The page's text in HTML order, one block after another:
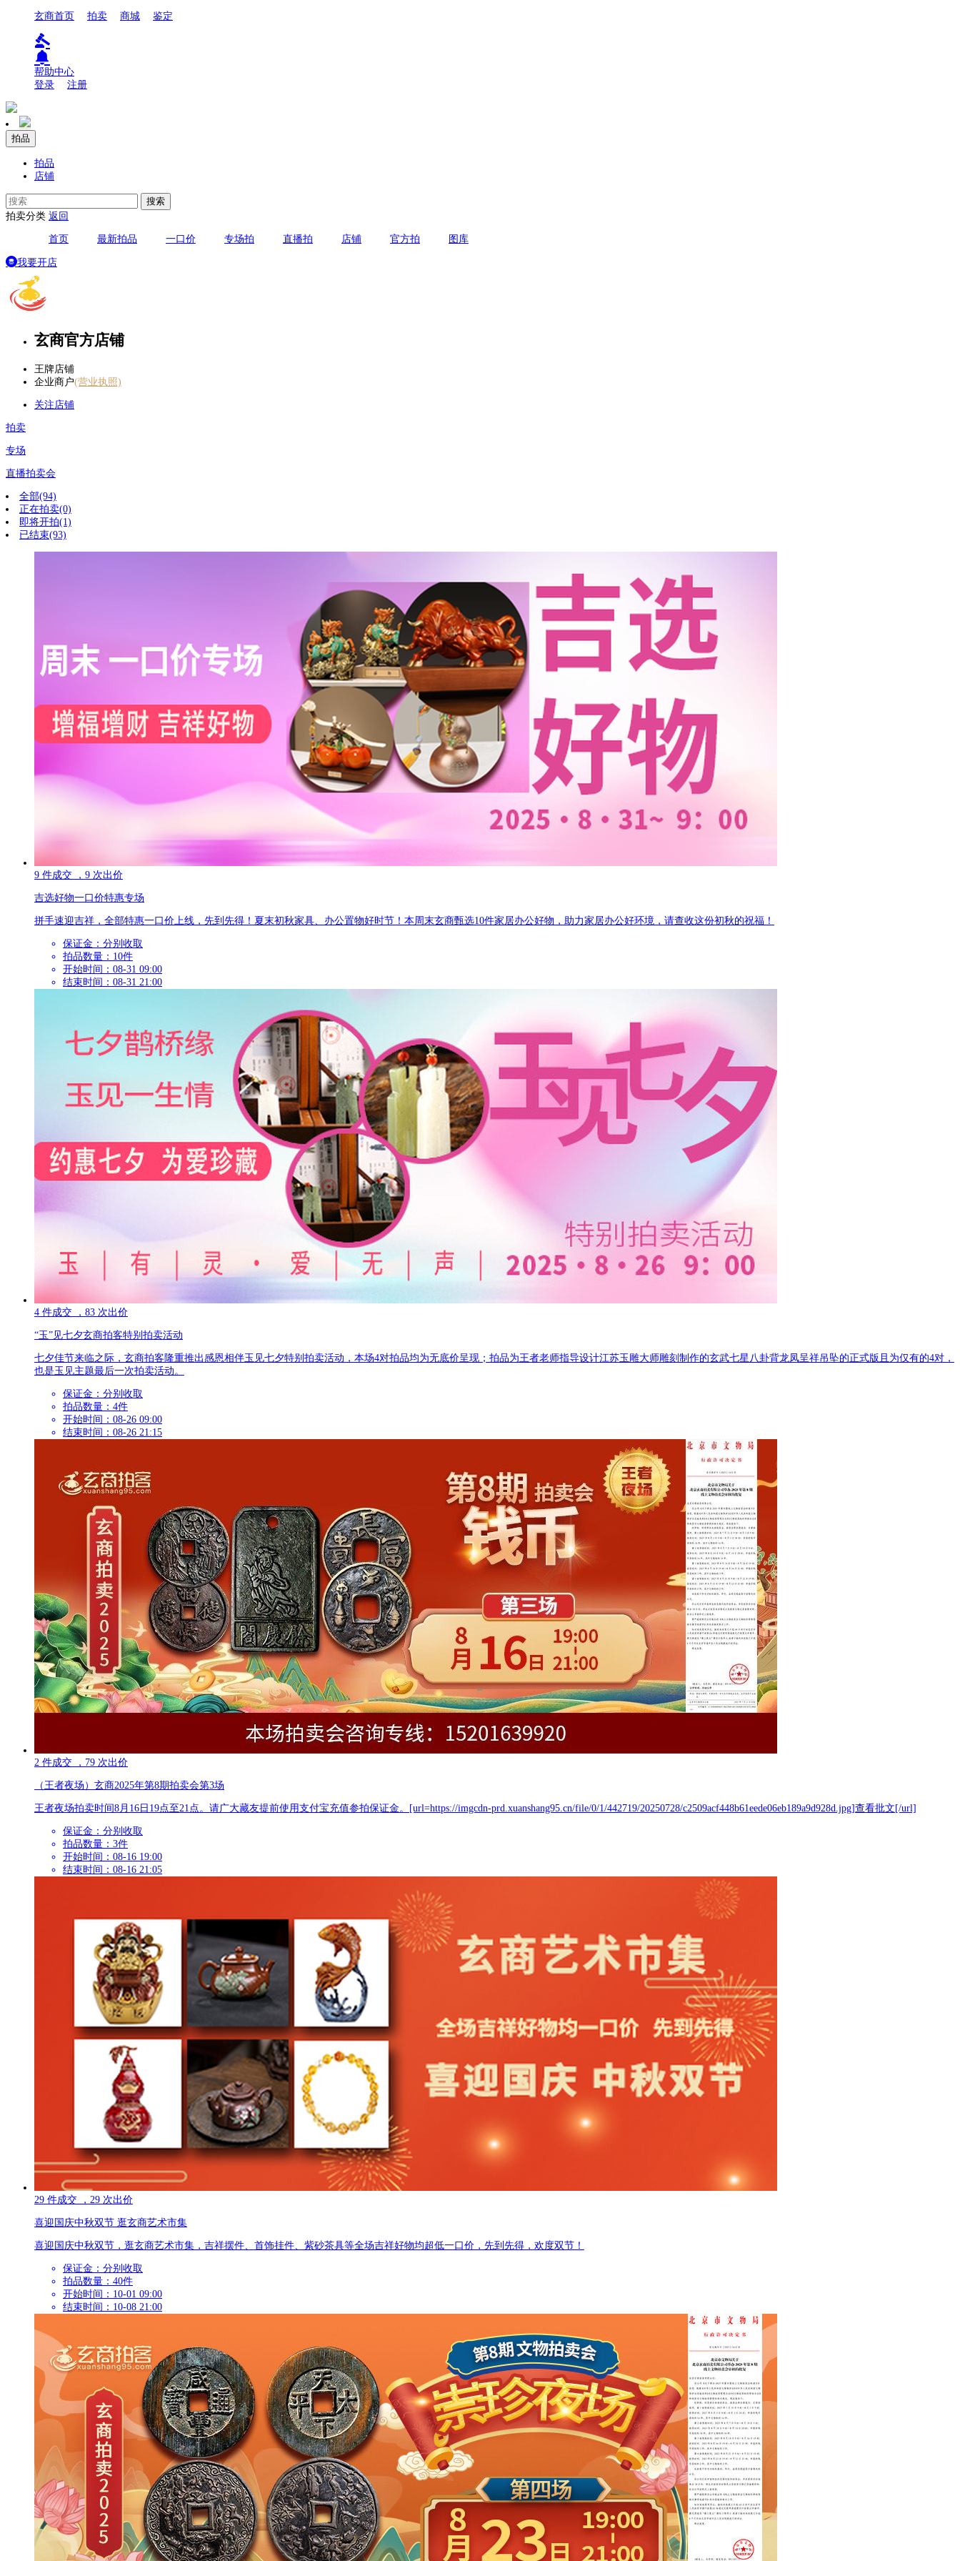
玄商首页 拍卖 商城 鉴定
帮助中心
登录
注册
拍品
拍品
店铺
搜索
拍卖分类 返回
首页 最新拍品 一口价 专场拍 直播拍 店铺 官方拍 图库
我要开店
玄商官方店铺
王牌店铺
企业商户(营业执照)
关注店铺
拍卖
专场
直播拍卖会
全部(94)
正在拍卖(0)
即将开拍(1)
已结束(93)
9 件成交 ，9 次出价
吉选好物一口价特惠专场
拼手速迎吉祥，全部特惠一口价上线，先到先得！夏末初秋家具、办公置物好时节！本周末玄商甄选10件家居办公好物，助力家居办公好环境，请查收这份初秋的祝福！
保证金： 分别收取
拍品数量： 10件
开始时间：08-31 09:00
结束时间：08-31 21:00
4 件成交 ，83 次出价
“玉”见七夕玄商拍客特别拍卖活动
七夕佳节来临之际，玄商拍客隆重推出感恩相伴玉见七夕特别拍卖活动，本场4对拍品均为无底价呈现；拍品为王者老师指导设计江苏玉雕大师雕刻制作的玄武七星八卦背龙凤呈祥吊坠的正式版且为仅有的4对，
也是玉见主题最后一次拍卖活动。
保证金： 分别收取
拍品数量： 4件
开始时间：08-26 09:00
结束时间：08-26 21:15
2 件成交 ，79 次出价
（王者夜场）玄商2025年第8期拍卖会第3场
王者夜场拍卖时间8月16日19点至21点。请广大藏友提前使用支付宝充值参拍保证金。[url=https://imgcdn-prd.xuanshang95.cn/file/0/1/442719/20250728/c2509acf448b61eede06eb189a9d928d.jpg]查看批文[/url]
保证金： 分别收取
拍品数量： 3件
开始时间：08-16 19:00
结束时间：08-16 21:05
29 件成交 ，29 次出价
喜迎国庆中秋双节 逛玄商艺术市集
喜迎国庆中秋双节，逛玄商艺术市集，吉祥摆件、首饰挂件、紫砂茶具等全场吉祥好物均超低一口价，先到先得，欢度双节！
保证金： 分别收取
拍品数量： 40件
开始时间：10-01 09:00
结束时间：10-08 21:00